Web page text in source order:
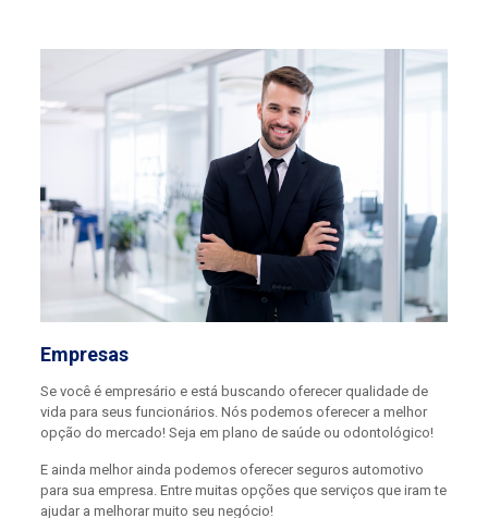
Empresas
Se você é empresário e está buscando oferecer qualidade de
vida para seus funcionários. Nós podemos oferecer a melhor
opção do mercado! Seja em plano de saúde ou odontológico!
E ainda melhor ainda podemos oferecer seguros automotivo
para sua empresa. Entre muitas opções que serviços que iram te
ajudar a melhorar muito seu negócio!